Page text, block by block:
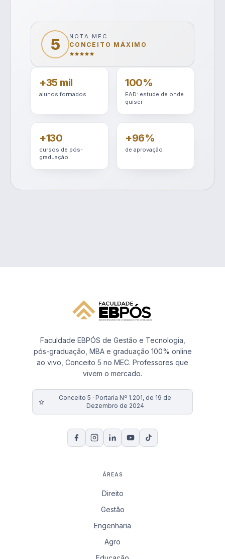
5 NOTA MEC
CONCEITO MÁXIMO
+35 mil
alunos formados
100%
EAD: estude de onde
quiser
+130
cursos de pós-
graduação
+96%
de aprovação
Faculdade EBPÓS de Gestão e Tecnologia,
pós-graduação, MBA e graduação 100% online
ao vivo, Conceito 5 no MEC. Professores que
vivem o mercado.
Conceito 5 · Portaria Nº 1.201, de 19 de
Dezembro de 2024
ÁREAS
Direito
Gestão
Engenharia
Agro